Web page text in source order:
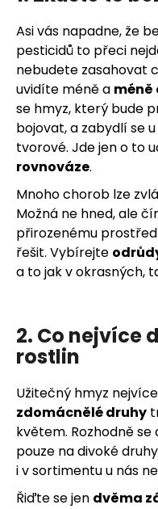
Asi vás napadne, že
pesticidů to přeci
nebudete zasahovat
uvidíte méně a méně
se hmyz, který bude
bojovat, a zabydlí se
tvorové. Jde jen o to
rovnováze.
Mnoho chorob lze
Možná ne hned, ale
přirozenému
řešit. Vybírejte
a to jak v okrasných,
2. Co nejvíce
rostlin
Užitečný hmyz
zdomácnělé druhy
květem. Rozhodně
pouze na divoké
i v sortimentu u nás
Řiďte se jen dvěma
?
D
p
o
r
u
č
e
m
e